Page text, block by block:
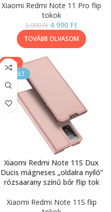
Xiaomi Redmi Note 11 Pro flip
tokok
5.990Ft 4.990 Ft
TOVÁBB OLVASOM
-17%
KIEMELT
Xiaomi Redmi Note 11S Dux
Ducis mágneses „oldalra nyíló”
rózsaarany színű bőr flip tok
Xiaomi Redmi Note 11S flip